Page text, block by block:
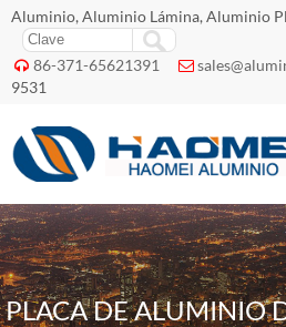
Aluminio, Aluminio Lámina, Aluminio
 86-371-65621391 
9531
PLACA DE ALUMINIO